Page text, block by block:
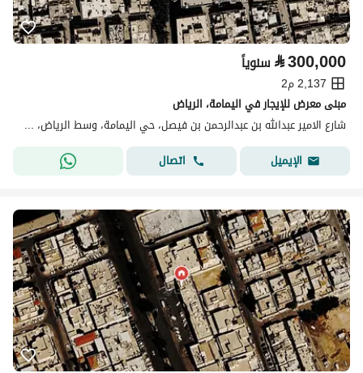
⃁300,000 سنوياً
2,137 م2
مبنى معرض للإيجار في اليمامة، الرياض
شارع الامير عبدالله بن عبدالرحمن بن فيصل، حي اليمامة، وسط الرياض، الرياض
الإيميل
اتصال